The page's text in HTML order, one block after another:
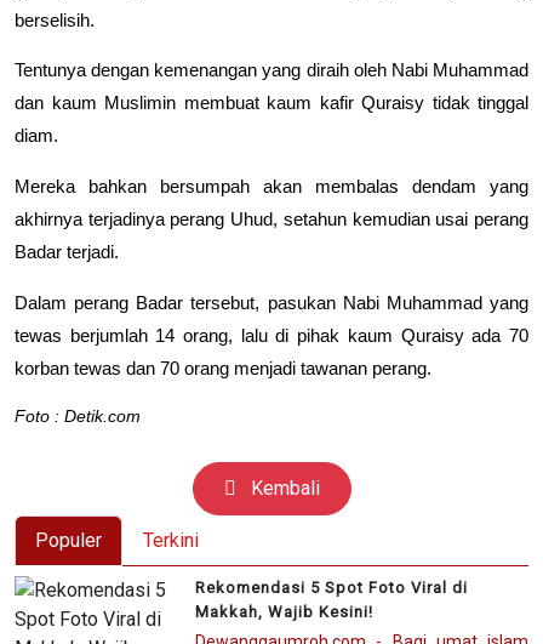
berselisih.
Tentunya dengan kemenangan yang diraih oleh Nabi Muhammad
dan kaum Muslimin membuat kaum kafir Quraisy tidak tinggal
diam.
Mereka bahkan bersumpah akan membalas dendam yang
akhirnya terjadinya perang Uhud, setahun kemudian usai perang
Badar terjadi.
Dalam perang Badar tersebut, pasukan Nabi Muhammad yang
tewas berjumlah 14 orang, lalu di pihak kaum Quraisy ada 70
korban tewas dan 70 orang menjadi tawanan perang.
Foto : Detik.com
Kembali
Populer Terkini
Rekomendasi 5 Spot Foto Viral di
Makkah, Wajib Kesini!